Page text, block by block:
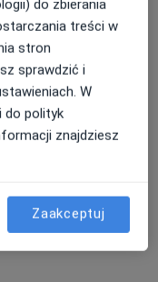
do zbierania
treści w
stron
sprawdzić i
W
do polityk
znajdziesz
Zaakceptuj